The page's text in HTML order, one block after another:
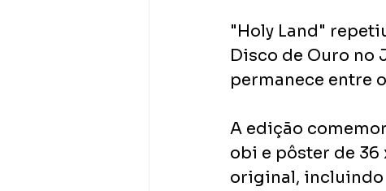
"Holy Land"
Disco de Ouro no
permanece entre
A edição
obi e pôster de 36
original, incluindo